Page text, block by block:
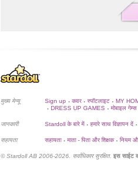
मुख्य मेन्यू Sign up • कवर • स्पॉटलाइट • MY
• DRESS UP GAMES • मोबाइल गेम्स
जानकारी Stardoll के बारे में • हमारे साथ विज्ञापन दें •
सहायता सहायता • माता - पिता और शिक्षक • नियम
© Stardoll AB 2006-2026. सर्वाधिकार सुरक्षित. इस साईट